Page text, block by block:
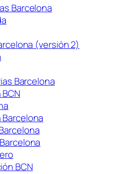
Barcelona
(versión 2)
Barcelona
BCN